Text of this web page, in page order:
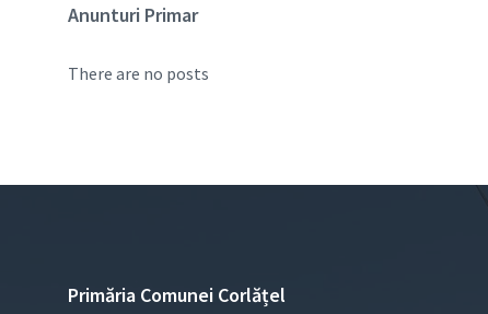
Anunturi Primar
There are no posts
Primăria Comunei Corlățel